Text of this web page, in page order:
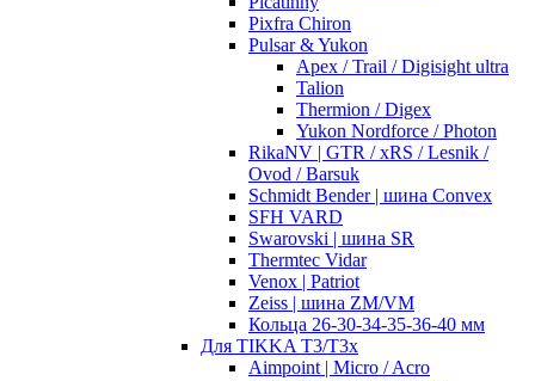
Pixfra Chiron
Pulsar & Yukon
Apex / Trail / Digisight ultra
Talion
Thermion / Digex
Yukon Nordforce / Photon
RikaNV | GTR / xRS / Lesnik /
Ovod / Barsuk
Schmidt Bender | шина Convex
SFH VARD
Swarovski | шина SR
Thermtec Vidar
Venox | Patriot
Zeiss | шина ZM/VM
Кольца 26-30-34-35-36-40 мм
Для TIKKA T3/T3x
Aimpoint | Micro / Acro